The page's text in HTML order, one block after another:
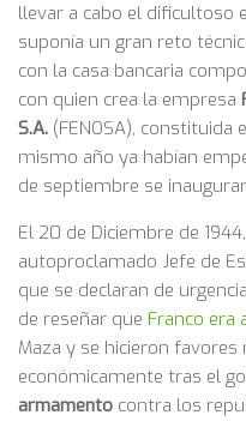
llevar a cabo el dificultoso
suponía un gran reto
con la casa bancaria
con quien crea la empresa
S.A. (FENOSA), constituida
mismo año ya habían
de septiembre se
El 20 de Diciembre de
autoproclamado Jefe de
que se declaran de
de reseñar que Franco era
Maza y se hicieron
económicamente tras el
armamento contra los